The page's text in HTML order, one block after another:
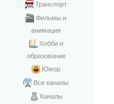
Транспорт
Фильмы и
анимация
Хобби и
образование
Юмор
Все каналы
Каналы